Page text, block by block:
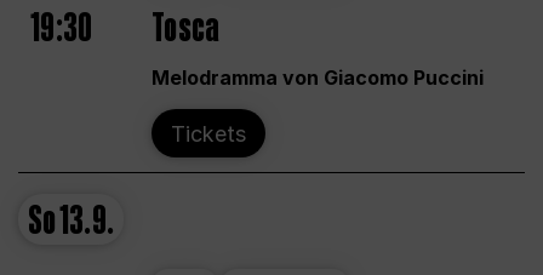
19:30 Tosca
Melodramma von Giacomo Puccini
Tickets
So13.9.